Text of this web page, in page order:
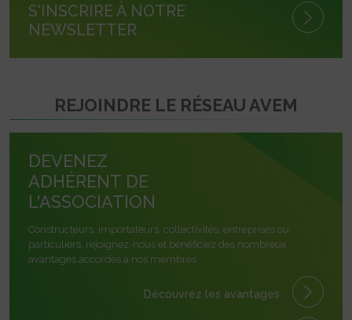
S'INSCRIRE À NOTRE
NEWSLETTER
REJOINDRE LE RÉSEAU AVEM
DEVENEZ
ADHÉRENT DE
L'ASSOCIATION
Constructeurs, importateurs, collectivités, entreprises ou
particuliers, rejoignez-nous et bénéficiez des nombreux
avantages accordés à nos membres.
Découvrez les avantages